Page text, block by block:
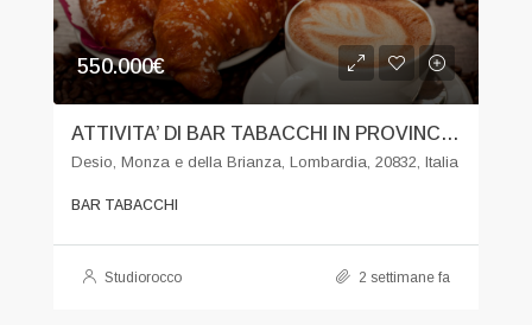
550.000€
ATTIVITA’ DI BAR TABACCHI IN PROVINCIA MONZA BRIANZA
Desio, Monza e della Brianza, Lombardia, 20832, Italia
BAR TABACCHI
Studiorocco 2 settimane fa